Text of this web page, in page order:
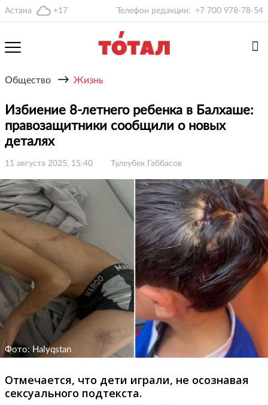
Астана +17 Телефон редакции: +7 700 978-78-54
Общество → Жизнь
Избиение 8-летнего ребенка в Балхаше:
правозащитники сообщили о новых
деталях
11 августа 2025, 15:40 Тулеубек Габбасов
Фото: Halyqstan
Отмечается, что дети играли, не осознавая
сексуального подтекста.